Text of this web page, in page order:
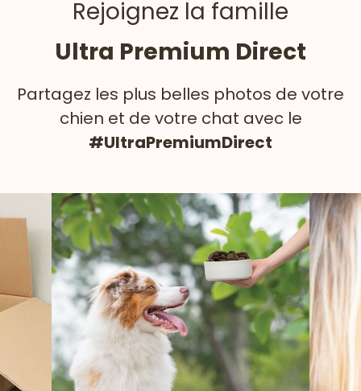
Rejoignez la famille
Ultra Premium Direct
Partagez les plus belles photos de votre
chien et de votre chat avec le
#UltraPremiumDirect